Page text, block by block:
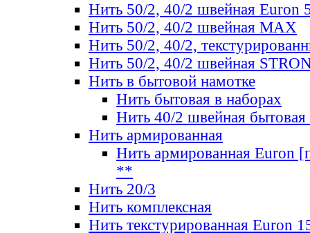
Нить 50/2, 40/2 швейная Euron
Нить 50/2, 40/2 швейная МАХ
Нить 50/2, 40/2,
Нить 50/2, 40/2 швейная
Нить в бытовой намотке
Нить бытовая в наборах
Нить 40/2 швейная бытовая
Нить армированная
Нить армированная Euron
**
Нить 20/3
Нить комплексная
Нить текстурированная Euron